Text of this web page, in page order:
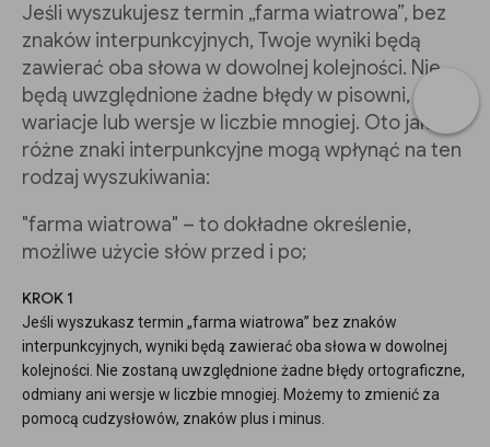
Jeśli wyszukujesz termin „farma wiatrowa”, bez
znaków interpunkcyjnych, Twoje wyniki będą
zawierać oba słowa w dowolnej kolejności. Nie
będą uwzględnione żadne błędy w pisowni,
wariacje lub wersje w liczbie mnogiej. Oto jak
różne znaki interpunkcyjne mogą wpłynąć na ten
rodzaj wyszukiwania:
"farma wiatrowa" – to dokładne określenie,
możliwe użycie słów przed i po;
KROK 1
Jeśli wyszukasz termin „farma wiatrowa” bez znaków
interpunkcyjnych, wyniki będą zawierać oba słowa w dowolnej
kolejności. Nie zostaną uwzględnione żadne błędy ortograficzne,
odmiany ani wersje w liczbie mnogiej. Możemy to zmienić za
pomocą cudzysłowów, znaków plus i minus.